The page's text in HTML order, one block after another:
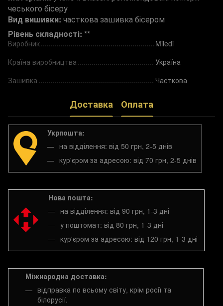
чеського бісеру
Вид вишивки: часткова зашивка бісером
Рівень складності: **
Виробник
Miledi
Країна виробництва
Україна
Зашивка
Часткова
Доставка Оплата
Укрпошта:
на відділення: від 50 грн, 2-5 днів
кур'єром за адресою: від 70 грн, 2-5 днів
Нова пошта:
на відділення: від 90 грн, 1-3 дні
у поштомат: від 80 грн, 1-3 дні
кур'єром за адресою: від 120 грн, 1-3 дні
Міжнародна доставка:
відправка по всьому світу, крім росії та
білорусії.